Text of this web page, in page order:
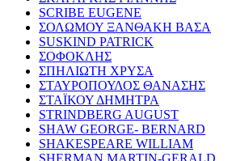
SCRIBE EUGENE
ΣΟΛΩΜΟΥ ΞΑΝΘΑΚΗ ΒΑΣΑ
SUSKIND PATRICK
ΣΟΦΟΚΛΗΣ
ΣΠΗΛΙΩΤΗ ΧΡΥΣΑ
ΣΤΑΥΡΟΠΟΥΛΟΣ ΘΑΝΑΣΗΣ
ΣΤΑΪΚΟΥ ΔΗΜΗΤΡΑ
STRINDBERG AUGUST
SHAW GEORGE- BERNARD
SHAKESPEARE WILLIAM
SHERMAN MARTIN-GERALD